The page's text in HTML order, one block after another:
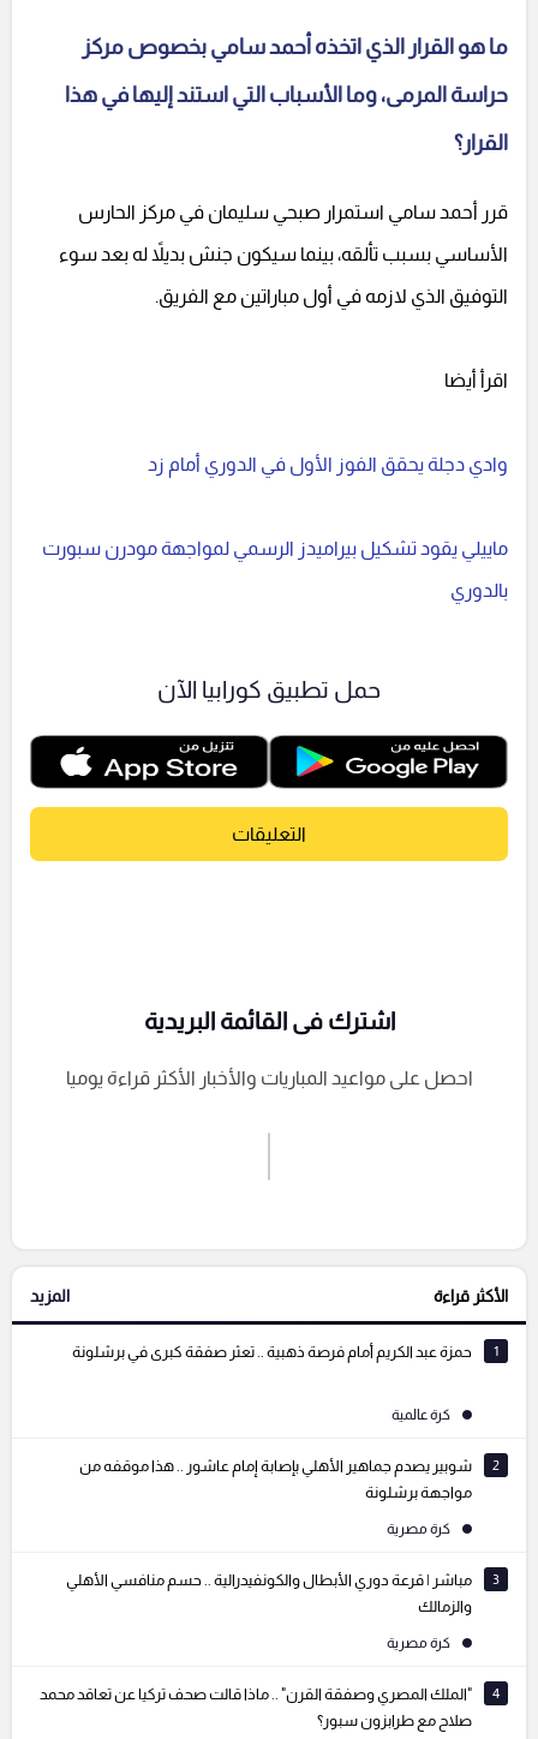
ما هو القرار الذي اتخذه أحمد سامي بخصوص مركز
حراسة المرمى، وما الأسباب التي استند إليها في هذا
القرار؟
قرر أحمد سامي استمرار صبحي سليمان في مركز الحارس
الأساسي بسبب تألقه، بينما سيكون جنش بديلاً له بعد سوء
التوفيق الذي لازمه في أول مباراتين مع الفريق.
اقرأ أيضا
وادي دجلة يحقق الفوز الأول في الدوري أمام زد
ماييلي يقود تشكيل بيراميدز الرسمي لمواجهة مودرن سبورت
بالدوري
حمل تطبيق كورابيا الآن
التعليقات
إرسال تعليق
التعليقات السابقة
اشترك فى القائمة البريدية
احصل على مواعيد المباريات والأخبار الأكثر قراءة يوميا
الأكثر قراءة المزيد
1 حمزة عبد الكريم أمام فرصة ذهبية .. تعثر صفقة كبرى في برشلونة
كرة عالمية
2
شوبير يصدم جماهير الأهلي بإصابة إمام عاشور .. هذا موقفه من
مواجهة برشلونة
كرة مصرية
3
مباشر | قرعة دوري الأبطال والكونفيدرالية .. حسم منافسي الأهلي
والزمالك
كرة مصرية
4
"الملك المصري وصفقة القرن" .. ماذا قالت صحف تركيا عن تعاقد محمد
صلاح مع طرابزون سبور؟